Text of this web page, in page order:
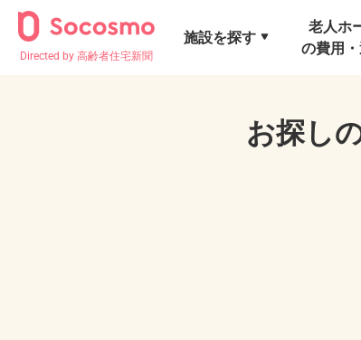
Directed by 高齢者住宅新聞
施設を探す
老人ホ
の費用
お探し